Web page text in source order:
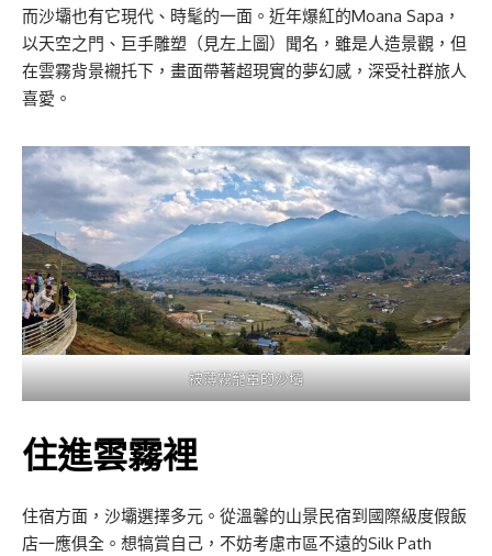
而沙壩也有它現代、時髦的一面。近年爆紅的Moana Sapa，
以天空之門、巨手雕塑（見左上圖）聞名，雖是人造景觀，但
在雲霧背景襯托下，畫面帶著超現實的夢幻感，深受社群旅人
喜愛。
被薄霧籠罩的沙壩
住進雲霧裡
住宿方面，沙壩選擇多元。從溫馨的山景民宿到國際級度假飯
店一應俱全。想犒賞自己，不妨考慮市區不遠的Silk Path